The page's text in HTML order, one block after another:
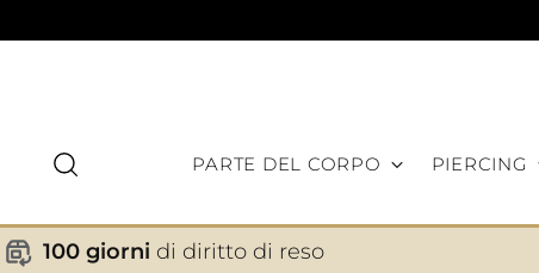
PARTE DEL CORPO PIERCING
100 giorni di diritto di reso